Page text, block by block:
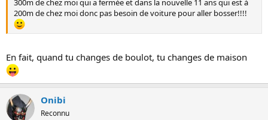
300m de chez moi qui a fermée et dans la nouvelle 11 ans qui est à
200m de chez moi donc pas besoin de voiture pour aller bosser!!!!
En fait, quand tu changes de boulot, tu changes de maison
Onibi
Reconnu